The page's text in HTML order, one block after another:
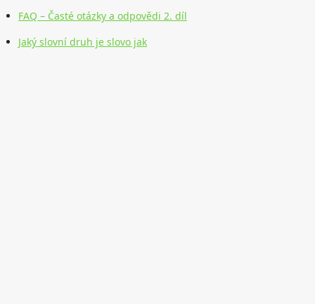
FAQ – Časté otázky a odpovědi 2. díl
Jaký slovní druh je slovo jak